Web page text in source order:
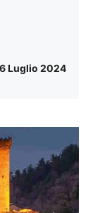
Luglio 2024